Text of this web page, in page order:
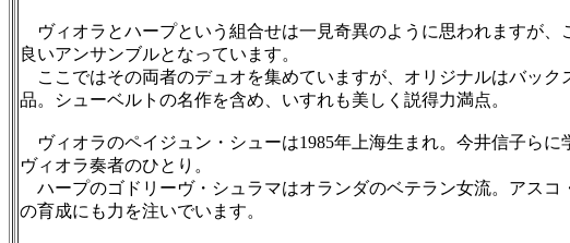
ヴィオラとハープという組合せは一見奇異のように思われますが
良いアンサンブルとなっています。
ここではその両者のデュオを集めていますが、オリジナルはバッ
品。シューベルトの名作を含め、いすれも美しく説得力満点。
ヴィオラのペイジュン・シューは1985年上海生まれ。今井信子ら
ヴィオラ奏者のひとり。
ハープのゴドリーヴ・シュラマはオランダのベテラン女流。アス
の育成にも力を注いでいます。